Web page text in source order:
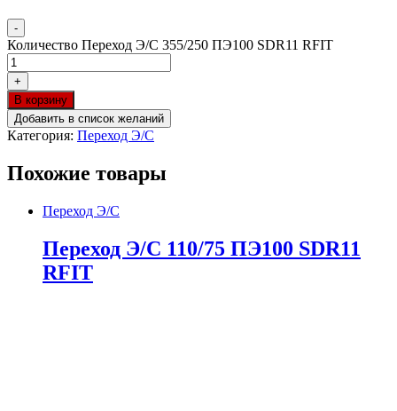
-
Количество Переход Э/С 355/250 ПЭ100 SDR11 RFIT
+
В корзину
Добавить в список желаний
Категория: Переход Э/С
Похожие товары
Переход Э/С
Переход Э/С 110/75 ПЭ100 SDR11
RFIT